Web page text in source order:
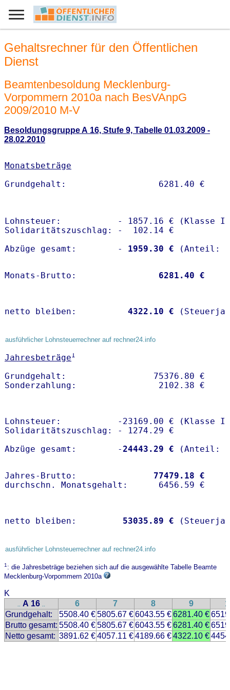
Gehaltsrechner für den Öffentlichen
Dienst
Beamtenbesoldung Mecklenburg-
Vorpommern 2010a nach BesVAnpG
2009/2010 M-V
Besoldungsgruppe A 16, Stufe 9, Tabelle 01.03.2009 -
28.02.2010
Monatsbeträge
Lohnsteuer:           - 1857.16 € (Klasse I)
Solidaritätszuschlag: -  102.14 €
Abzüge gesamt:        -
1959.30 €
Monats-Brutto: 6281.40 €
netto bleiben: 4322.10 €
ausführlicher Lohnsteuerrechner auf rechner24.info
Jahresbeträge1
Grundgehalt:                 75376.80 €
Lohnsteuer:           -23169.00 € (Klasse I)
Solidaritätszuschlag: - 1274.29 €
Abzüge gesamt:        -24443.29 €
Jahres-Brutto: 77479.18 €
netto bleiben: 53035.89 €
ausführlicher Lohnsteuerrechner auf rechner24.info
1: die Jahresbeträge beziehen sich auf die ausgewählte Tabelle Beamte
Mecklenburg-Vorpommern 2010a
K
.. A 16 .. 6 7 8 9
Grundgehalt:
5508.40 €5805.67 €6043.55 €6281.40 €
Brutto gesamt: 5508.40 €5805.67 €6043.55 €6281.40 €
Netto gesamt: 3891.62 €4057.11 €4189.66 €4322.10 €